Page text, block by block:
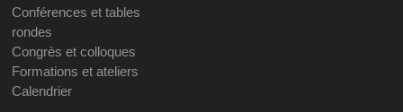
Conférences et tables
rondes
Congrès et colloques
Formations et ateliers
Calendrier